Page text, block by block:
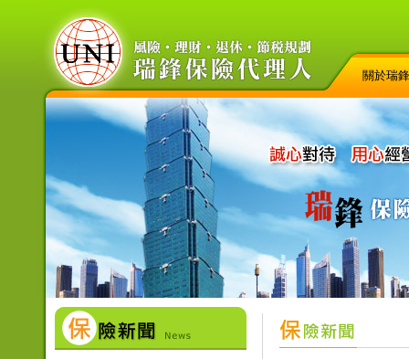
關於瑞鋒